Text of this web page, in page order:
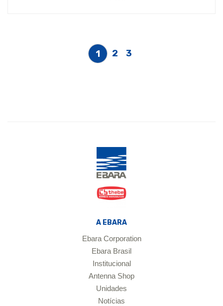
1 2 3
A EBARA
Ebara Corporation
Ebara Brasil
Institucional
Antenna Shop
Unidades
Notícias